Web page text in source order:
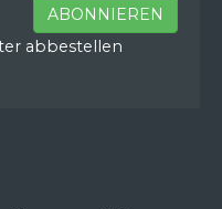
ABONNIEREN
abbestellen